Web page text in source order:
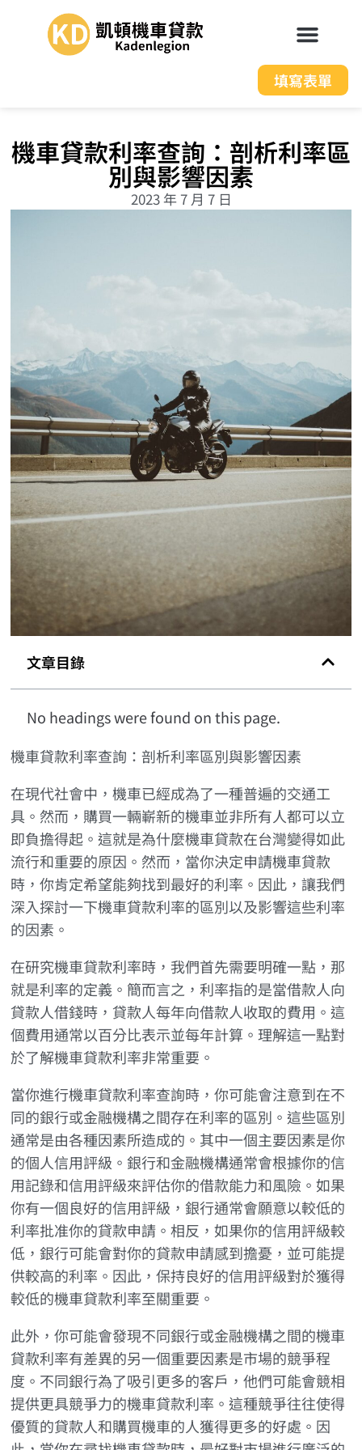
填寫表單
機車貸款利率查詢：剖析利率區
別與影響因素
2023 年 7 月 7 日
文章目錄
No headings were found on this page.
機車貸款利率查詢：剖析利率區別與影響因素
在現代社會中，機車已經成為了一種普遍的交通工
具。然而，購買一輛嶄新的機車並非所有人都可以立
即負擔得起。這就是為什麼機車貸款在台灣變得如此
流行和重要的原因。然而，當你決定申請機車貸款
時，你肯定希望能夠找到最好的利率。因此，讓我們
深入探討一下機車貸款利率的區別以及影響這些利率
的因素。
在研究機車貸款利率時，我們首先需要明確一點，那
就是利率的定義。簡而言之，利率指的是當借款人向
貸款人借錢時，貸款人每年向借款人收取的費用。這
個費用通常以百分比表示並每年計算。理解這一點對
於了解機車貸款利率非常重要。
當你進行機車貸款利率查詢時，你可能會注意到在不
同的銀行或金融機構之間存在利率的區別。這些區別
通常是由各種因素所造成的。其中一個主要因素是你
的個人信用評級。銀行和金融機構通常會根據你的信
用記錄和信用評級來評估你的借款能力和風險。如果
你有一個良好的信用評級，銀行通常會願意以較低的
利率批准你的貸款申請。相反，如果你的信用評級較
低，銀行可能會對你的貸款申請感到擔憂，並可能提
供較高的利率。因此，保持良好的信用評級對於獲得
較低的機車貸款利率至關重要。
此外，你可能會發現不同銀行或金融機構之間的機車
貸款利率有差異的另一個重要因素是市場的競爭程
度。不同銀行為了吸引更多的客戶，他們可能會競相
提供更具競爭力的機車貸款利率。這種競爭往往使得
優質的貸款人和購買機車的人獲得更多的好處。因